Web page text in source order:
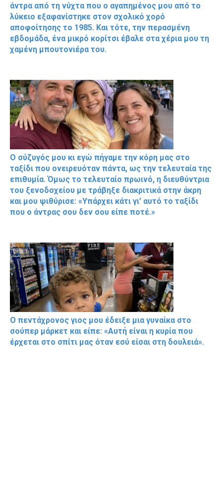
άντρα από τη νύχτα που ο αγαπημένος μου από το
λύκειο εξαφανίστηκε στον σχολικό χορό
αποφοίτησης το 1985. Και τότε, την περασμένη
εβδομάδα, ένα μικρό κορίτσι έβαλε στα χέρια μου τη
χαμένη μπουτονιέρα του.
Ο σύζυγός μου κι εγώ πήγαμε την κόρη μας στο
ταξίδι που ονειρευόταν πάντα, ως την τελευταία της
επιθυμία. Όμως το τελευταίο πρωινό, η διευθύντρια
του ξενοδοχείου με τράβηξε διακριτικά στην άκρη
και μου ψιθύρισε: «Υπάρχει κάτι γι’ αυτό το ταξίδι
που ο άντρας σου δεν σου είπε ποτέ.»
Ο πεντάχρονος γιος μου έδειξε μια γυναίκα στο
σούπερ μάρκετ και είπε: «Αυτή είναι η κυρία που
έρχεται στο σπίτι μας όταν εσύ είσαι στη δουλειά».